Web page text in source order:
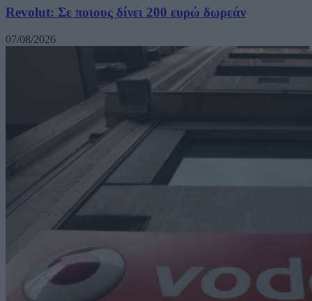
Revolut: Σε ποιους δίνει 200 ευρώ δωρεάν
07/08/2026